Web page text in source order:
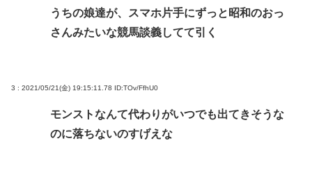
うちの娘達が、スマホ片手にずっと昭和のおっ
さんみたいな競馬談義してて引く
3 : 2021/05/21(金) 19:15:11.78 ID:TOv/FfhU0
モンストなんて代わりがいつでも出てきそうな
のに落ちないのすげえな